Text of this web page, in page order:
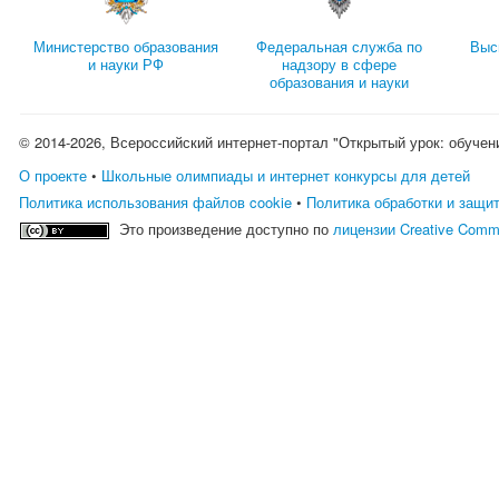
Министерство образования
и науки РФ
Федеральная служба по
надзору в сфере
образования и науки
© 2014-2026, Всероссийский интернет-портал "Открытый урок:
О проекте • Школьные олимпиады и интернет конкурсы для детей
Политика использования файлов cookie • Политика обработки и
Это произведение доступно полицензии Creative